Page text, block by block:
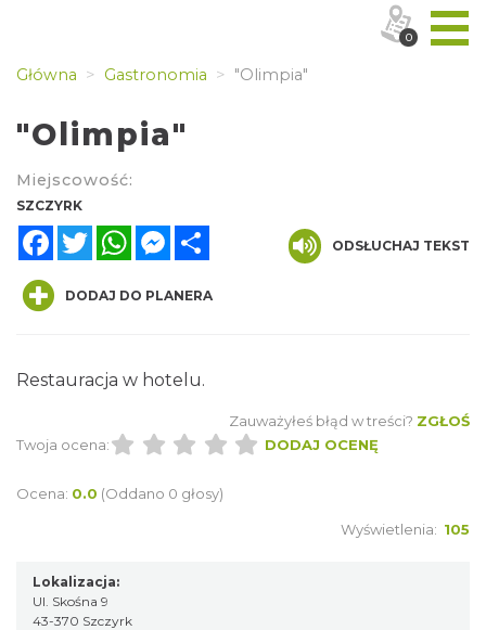
Główna Gastronomia "Olimpia"
"Olimpia"
Miejscowość:
SZCZYRK
FacebookTwitterWhatsAppMessenger
ODSŁUCHAJ TEKST
DODAJ DO PLANERA
Restauracja w hotelu.
Zauważyłeś błąd w treści? ZGŁOŚ
Twoja ocena:
DODAJ OCENĘ
Ocena: 0.0 (Oddano 0 głosy)
Wyświetlenia: 105
Lokalizacja:
Ul. Skośna 9
43-370 Szczyrk
0